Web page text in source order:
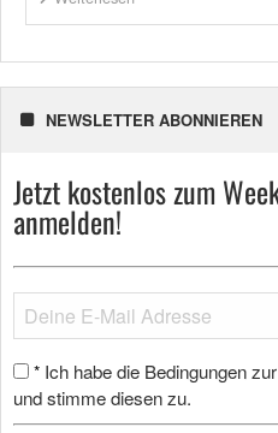
NEWSLETTER ABONNIEREN
Jetzt kostenlos zum
anmelden!
* Ich habe die Bedingungen
und stimme diesen zu.